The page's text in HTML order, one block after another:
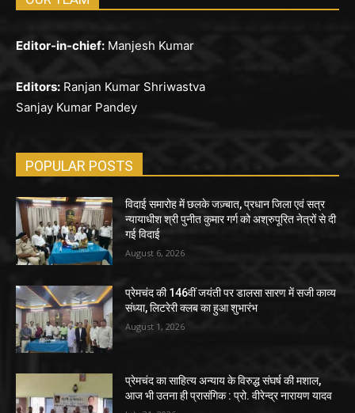
Editor-in-chief: Manjesh Kumar
Editors: Ranjan Kumar Shriwastva
Sanjay Kumar Pandey
POPULAR POSTS
विदाई समारोह में छलके जज़्बात, प्रधान जिला एवं सत्र
न्यायाधीश श्री पुनीत कुमार गर्ग को अश्रुपूरित नेत्रों से दी
गई विदाई
August 6, 2026
प्रेमचंद की 146वीं जयंती पर डालसा सारण में सजी काव्य
संध्या, लिटरेरी क्लब का हुआ शुभारंभ
August 1, 2026
प्रेमचंद का साहित्य अन्याय के विरुद्ध संघर्ष की मशाल,
आज भी उतना ही प्रासंगिक : प्रो. वीरेन्द्र नारायण यादव